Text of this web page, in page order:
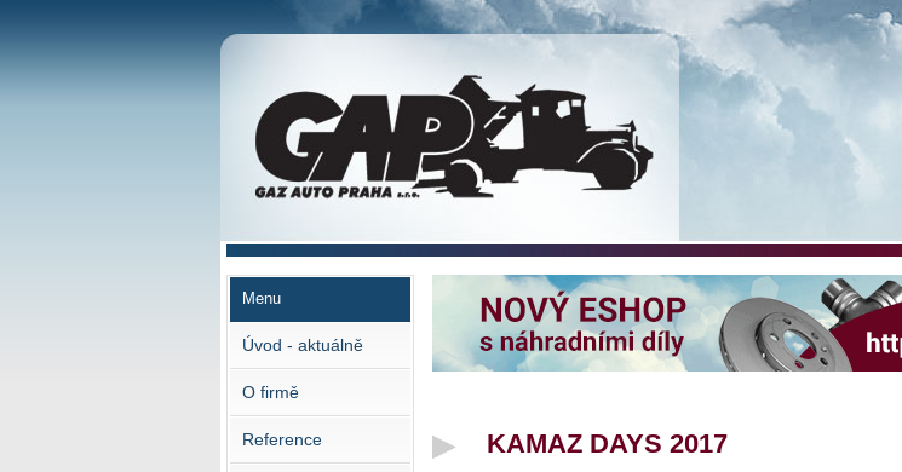
GAZ AUTO PRAHA s.r.o.
Menu
Úvod - aktuálně
O firmě
Reference KAMAZ DAYS 2017